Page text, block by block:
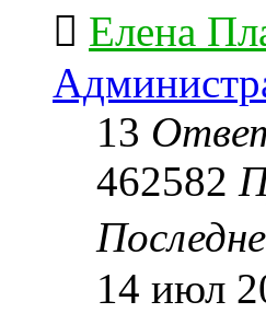
Елена
13
462582
14 июл